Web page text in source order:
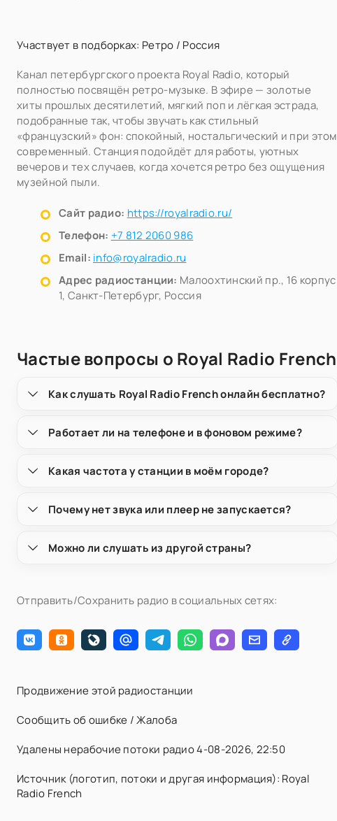
Участвует в подборках: Ретро / Россия
Канал петербургского проекта Royal Radio, который
полностью посвящён ретро-музыке. В эфире — золотые
хиты прошлых десятилетий, мягкий поп и лёгкая эстрада,
подобранные так, чтобы звучать как стильный
«французский» фон: спокойный, ностальгический и при этом
современный. Станция подойдёт для работы, уютных
вечеров и тех случаев, когда хочется ретро без ощущения
музейной пыли.
Сайт радио: https://royalradio.ru/
Телефон: +7 812 2060 986
Email: info@royalradio.ru
Адрес радиостанции: Малоохтинский пр., 16 корпус
1, Санкт-Петербург, Россия
Частые вопросы о Royal Radio French
Как слушать Royal Radio French онлайн бесплатно?
Работает ли на телефоне и в фоновом режиме?
Какая частота у станции в моём городе?
Почему нет звука или плеер не запускается?
Можно ли слушать из другой страны?
Отправить/Сохранить радио в социальных сетях:
Продвижение этой радиостанции
Сообщить об ошибке / Жалоба
Удалены нерабочие потоки радио 4-08-2026, 22:50
Источник (логотип, потоки и другая информация): Royal
Radio French